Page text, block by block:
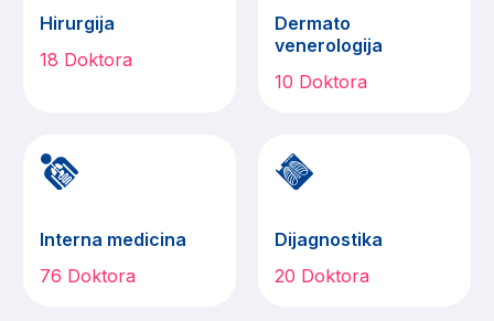
Hirurgija
18 Doktora
Dermato
venerologija
10 Doktora
Interna medicina
76 Doktora
Dijagnostika
20 Doktora